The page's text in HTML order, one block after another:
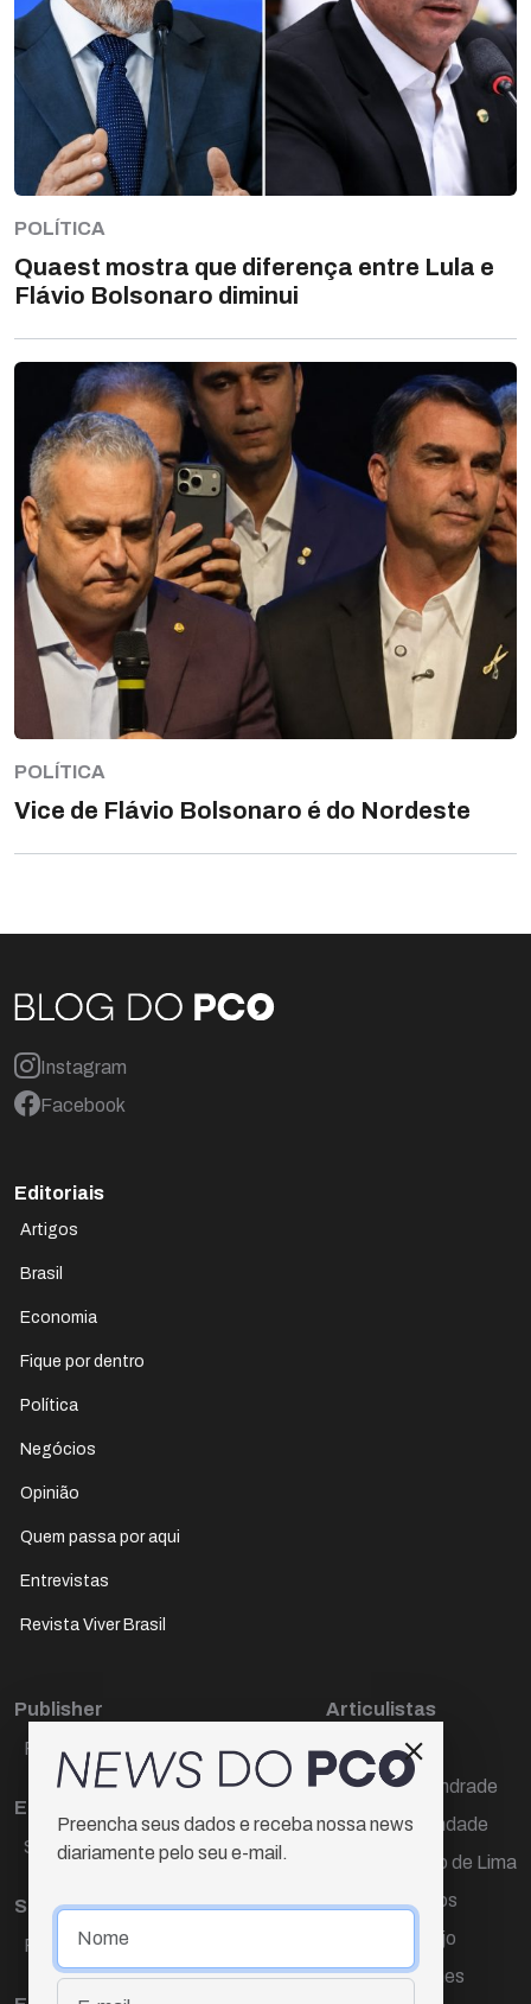
POLÍTICA
Quaest mostra que diferença entre Lula e
Flávio Bolsonaro diminui
POLÍTICA
Vice de Flávio Bolsonaro é do Nordeste
Instagram
Facebook
Editoriais
Artigos
Brasil
Economia
Fique por dentro
Política
Negócios
Opinião
Quem passa por aqui
Entrevistas
Revista Viver Brasil
Publisher
Paulo Cesar de Oliveira
Editora Chefe
Sueli Cotta
Sub-editora
Raquel Ayres
Articulistas
Décio Freire
Dr Marcos Andrade
Hamilton Trindade
Igor Carvalho de Lima
Mario Campos
Renata Araújo
Wagner Gomes
Preencha seus dados e receba nossa news
diariamente pelo seu e-mail.